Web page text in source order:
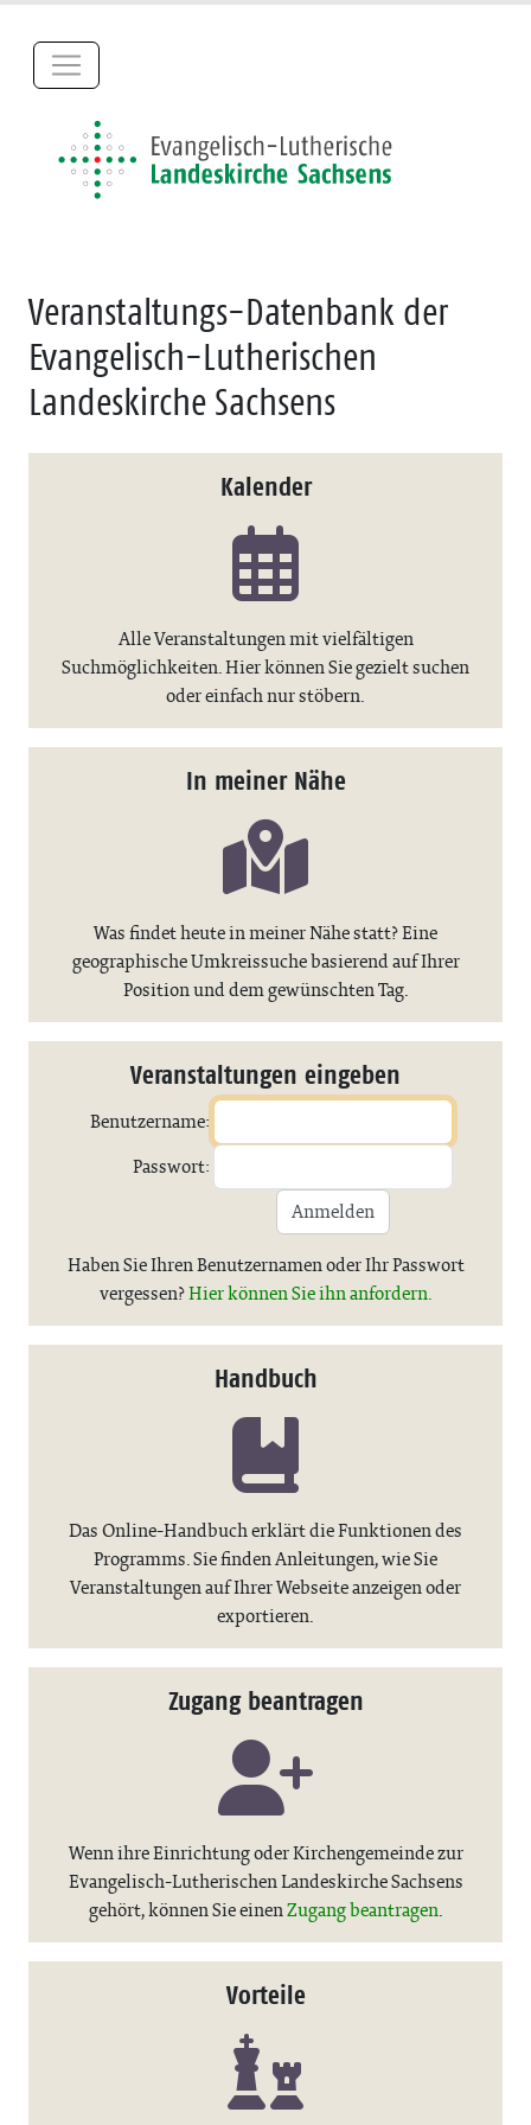
Veranstaltungs-Datenbank der
Evangelisch-Lutherischen
Landeskirche Sachsens
Kalender
Alle Veranstaltungen mit vielfältigen
Suchmöglichkeiten. Hier können Sie gezielt suchen
oder einfach nur stöbern.
In meiner Nähe
Was findet heute in meiner Nähe statt? Eine
geographische Umkreissuche basierend auf Ihrer
Position und dem gewünschten Tag.
Veranstaltungen eingeben
Benutzername:
Passwort:
Anmelden
Haben Sie Ihren Benutzernamen oder Ihr Passwort
vergessen?Hier können Sie ihn anfordern.
Handbuch
Das Online-Handbuch erklärt die Funktionen des
Programms. Sie finden Anleitungen, wie Sie
Veranstaltungen auf Ihrer Webseite anzeigen oder
exportieren.
Zugang beantragen
Wenn ihre Einrichtung oder Kirchengemeinde zur
Evangelisch-Lutherischen Landeskirche Sachsens
gehört, können Sie einenZugang beantragen.
Vorteile